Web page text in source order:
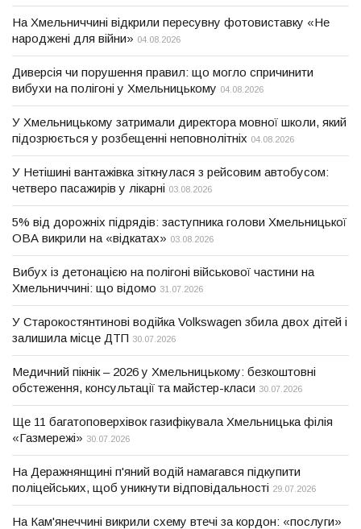
На Хмельниччині відкрили пересувну фотовиставку «Не
народжені для війни» 04.08.2026
Диверсія чи порушення правил: що могло спричинити
вибухи на полігоні у Хмельницькому 04.08.2026
У Хмельницькому затримали директора мовної школи, який
підозрюється у розбещенні неповнолітніх 04.08.2026
У Нетішині вантажівка зіткнулася з рейсовим автобусом:
четверо пасажирів у лікарні 03.08.2026
5% від дорожніх підрядів: заступника голови Хмельницької
ОВА викрили на «відкатах» 03.08.2026
Вибух із детонацією на полігоні військової частини на
Хмельниччині: що відомо 31.07.2026
У Старокостянтинові водійка Volkswagen збила двох дітей і
залишила місце ДТП 30.07.2026
Медичний пікнік – 2026 у Хмельницькому: безкоштовні
обстеження, консультації та майстер-класи 30.07.2026
Ще 11 багатоповерхівок газифікувала Хмельницька філія
«Газмережі» 30.07.2026
На Деражнянщині п'яний водій намагався підкупити
поліцейських, щоб уникнути відповідальності 29.07.2026
На Кам'янеччині викрили схему втечі за кордон: «послуги»